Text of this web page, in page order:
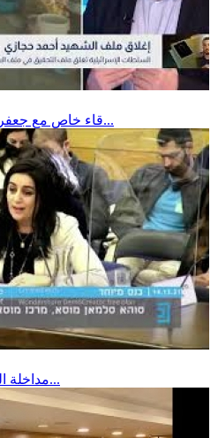
قاء خاص مع جعفر فرح مدير مركز مساواة حول...
مداخلة المديرة التنفيذية لمركز مساواة...